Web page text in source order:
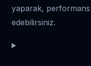
yaparak, performans
edebilirsiniz.